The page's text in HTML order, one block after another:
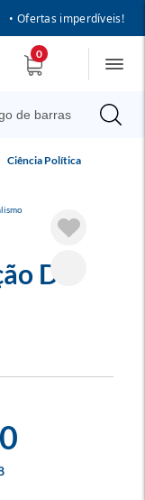
• Ofertas imperdíveis!
0
Ciência Política
Do